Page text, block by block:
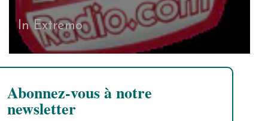
In Extremo
Abonnez-vous à notre
newsletter